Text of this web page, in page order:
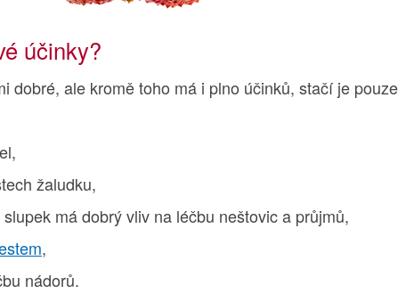
účinky?
dobré, ale kromě toho má i plno účinků, stačí je pouze
žaludku,
má dobrý vliv na léčbu neštovic a průjmů,
,
nádorů.